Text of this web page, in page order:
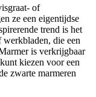
of
ze een eigentijdse
trend is het
die een
is verkrijgbaar
kiezen voor een
zwarte marmeren